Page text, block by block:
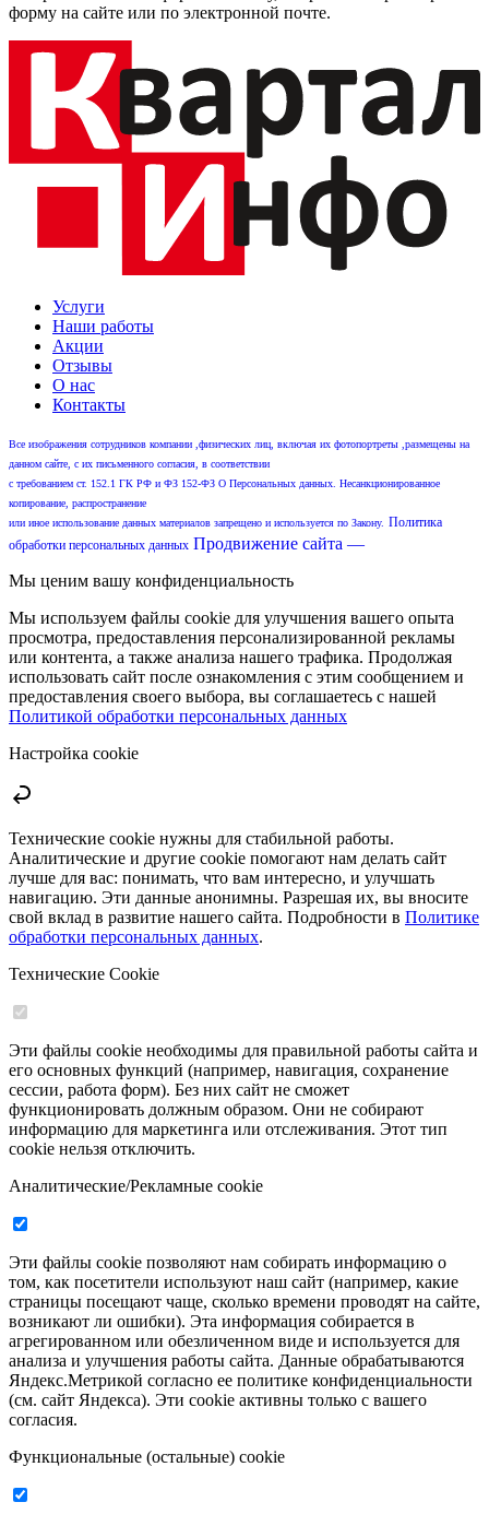
форму на сайте или по электронной почте.
Услуги
Наши работы
Акции
Отзывы
О нас
Контакты
Все изображения сотрудников компании ,физических лиц, включая их фотопортреты ,размещены на
данном сайте, с их письменного согласия, в соответствии
с требованием ст. 152.1 ГК РФ и ФЗ 152-ФЗ О Персональных данных. Несанкционированное
копирование, распространение
или иное использование данных материалов запрещено и используется по Закону. Политика
обработки персональных данных Продвижение сайта —
Мы ценим вашу конфиденциальность
Мы используем файлы cookie для улучшения вашего опыта
просмотра, предоставления персонализированной рекламы
или контента, а также анализа нашего трафика. Продолжая
использовать сайт после ознакомления с этим сообщением и
предоставления своего выбора, вы соглашаетесь с нашей
Политикой обработки персональных данных
Настройка cookie
Технические cookie нужны для стабильной работы.
Аналитические и другие cookie помогают нам делать сайт
лучше для вас: понимать, что вам интересно, и улучшать
навигацию. Эти данные анонимны. Разрешая их, вы вносите
свой вклад в развитие нашего сайта. Подробности в Политике
обработки персональных данных.
Технические Cookie
Эти файлы cookie необходимы для правильной работы сайта и
его основных функций (например, навигация, сохранение
сессии, работа форм). Без них сайт не сможет
функционировать должным образом. Они не собирают
информацию для маркетинга или отслеживания. Этот тип
cookie нельзя отключить.
Аналитические/Рекламные cookie
Эти файлы cookie позволяют нам собирать информацию о
том, как посетители используют наш сайт (например, какие
страницы посещают чаще, сколько времени проводят на сайте,
возникают ли ошибки). Эта информация собирается в
агрегированном или обезличенном виде и используется для
анализа и улучшения работы сайта. Данные обрабатываются
Яндекс.Метрикой согласно ее политике конфиденциальности
(см. сайт Яндекса). Эти cookie активны только с вашего
согласия.
Функциональные (остальные) cookie